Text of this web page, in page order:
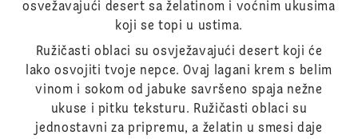
osvežavajući desert sa želatinom i voćnim ukusima
koji se topi u ustima.
Ružičasti oblaci su osvježavajući desert koji će
lako osvojiti tvoje nepce. Ovaj lagani krem s belim
vinom i sokom od jabuke savršeno spaja nežne
ukuse i pitku teksturu. Ružičasti oblaci su
jednostavni za pripremu, a želatin u smesi daje